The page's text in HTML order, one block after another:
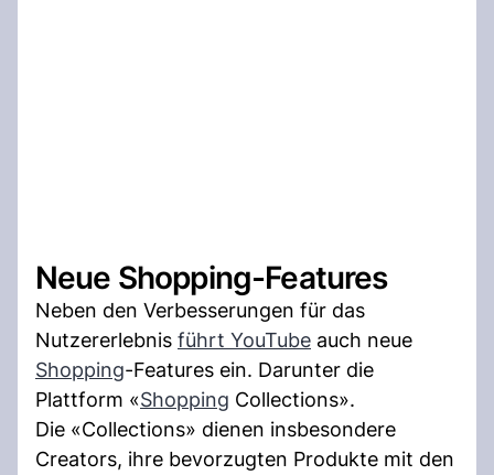
Neue Shopping-Features
Neben den Verbesserungen für das
Nutzererlebnis führt YouTube auch neue
Shopping-Features ein. Darunter die
Plattform «Shopping Collections».
Die «Collections» dienen insbesondere
Creators, ihre bevorzugten Produkte mit den